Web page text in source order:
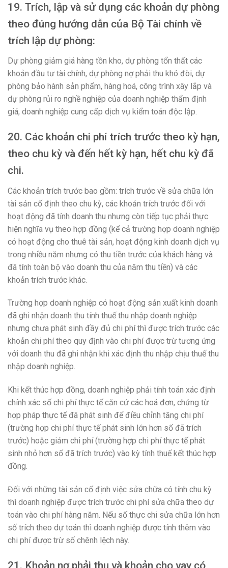
19. Trích, lập và sử dụng các khoản dự phòng
theo đúng hướng dẫn của Bộ Tài chính về
trích lập dự phòng:
Dự phòng giảm giá hàng tồn kho, dự phòng tổn thất các
khoản đầu tư tài chính, dự phòng nợ phải thu khó đòi, dự
phòng bảo hành sản phẩm, hàng hoá, công trình xây lắp và
dự phòng rủi ro nghề nghiệp của doanh nghiệp thẩm định
giá, doanh nghiệp cung cấp dịch vụ kiểm toán độc lập.
20. Các khoản chi phí trích trước theo kỳ hạn,
theo chu kỳ và đến hết kỳ hạn, hết chu kỳ đã
chi.
Các khoản trích trước bao gồm: trích trước về sửa chữa lớn
tài sản cố định theo chu kỳ, các khoản trích trước đối với
hoạt động đã tính doanh thu nhưng còn tiếp tục phải thực
hiện nghĩa vụ theo hợp đồng (kể cả trường hợp doanh nghiệp
có hoạt động cho thuê tài sản, hoạt động kinh doanh dịch vụ
trong nhiều năm nhưng có thu tiền trước của khách hàng và
đã tính toàn bộ vào doanh thu của năm thu tiền) và các
khoản trích trước khác.
Trường hợp doanh nghiệp có hoạt động sản xuất kinh doanh
đã ghi nhận doanh thu tính thuế thu nhập doanh nghiệp
nhưng chưa phát sinh đầy đủ chi phí thì được trích trước các
khoản chi phí theo quy định vào chi phí được trừ tương ứng
với doanh thu đã ghi nhận khi xác định thu nhập chịu thuế thu
nhập doanh nghiệp.
Khi kết thúc hợp đồng, doanh nghiệp phải tính toán xác định
chính xác số chi phí thực tế căn cứ các hoá đơn, chứng từ
hợp pháp thực tế đã phát sinh để điều chỉnh tăng chi phí
(trường hợp chi phí thực tế phát sinh lớn hơn số đã trích
trước) hoặc giảm chi phí (trường hợp chi phí thực tế phát
sinh nhỏ hơn số đã trích trước) vào kỳ tính thuế kết thúc hợp
đồng.
Đối với những tài sản cố định việc sửa chữa có tính chu kỳ
thì doanh nghiệp được trích trước chi phí sửa chữa theo dự
toán vào chi phí hàng năm. Nếu số thực chi sửa chữa lớn hơn
số trích theo dự toán thì doanh nghiệp được tính thêm vào
chi phí được trừ số chênh lệch này.
21. Khoản nợ phải thu và khoản cho vay có